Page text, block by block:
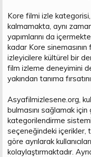
Kore filmi izle kategorisi,
kalmamakta, aynı
yapımlarını da
kadar Kore sinemasının
izleyicilere kültürel bir
film izleme deneyimini
yakından tanıma
Asyafilmizlesene.org,
bulmasını sağlamak
kategorilendirme
seçeneğindeki içerikler,
göre ayrılarak
kolaylaştırmaktadır.